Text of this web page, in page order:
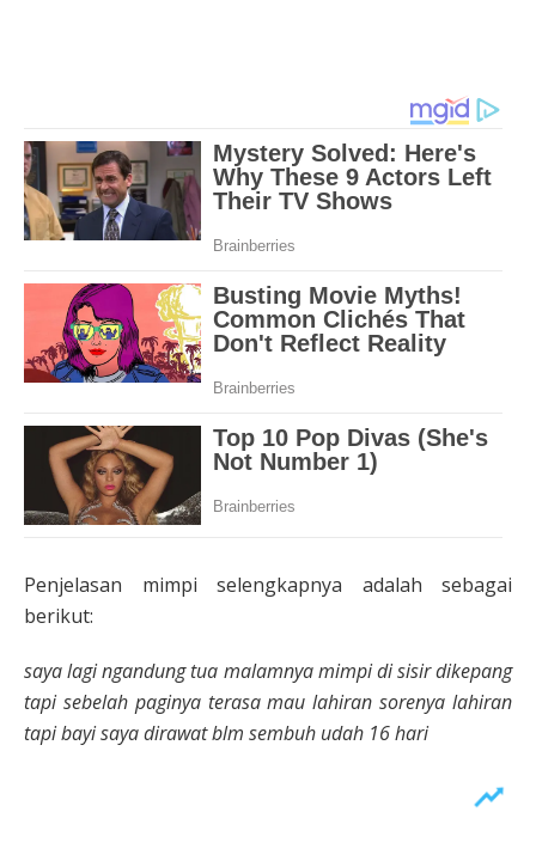
Penjelasan mimpi selengkapnya adalah sebagai
berikut:
saya lagi ngandung tua malamnya mimpi di sisir dikepang
tapi sebelah paginya terasa mau lahiran sorenya lahiran
tapi bayi saya dirawat blm sembuh udah 16 hari